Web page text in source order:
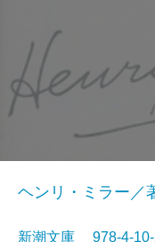
ヘンリ・ミラー／
新潮文庫 978-4-